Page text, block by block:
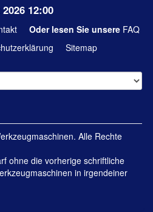
12:00
Oder lesen Sie unsere FAQ
Sitemap
Alle Rechte
ohne die vorherige schriftliche
in irgendeiner